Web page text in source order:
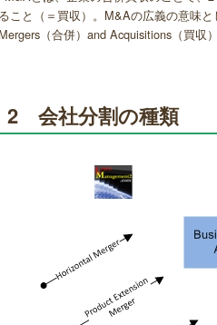
こと（＝買収）。M&Aの広義の意味
Mergers（合併）and Acquisitions（買収
2 会社分割の種類